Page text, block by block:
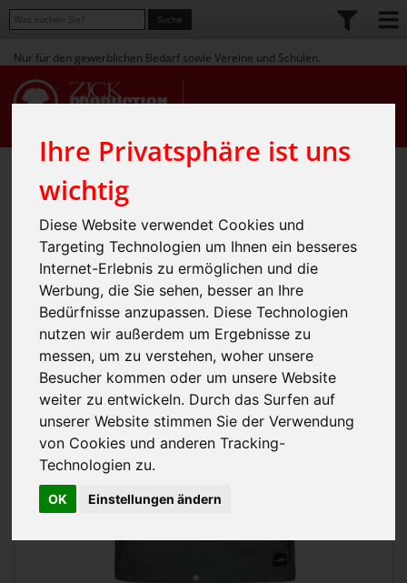
Ihre Privatsphäre ist uns
wichtig
Diese Website verwendet Cookies und
Targeting Technologien um Ihnen ein besseres
Internet-Erlebnis zu ermöglichen und die
Werbung, die Sie sehen, besser an Ihre
Bedürfnisse anzupassen. Diese Technologien
nutzen wir außerdem um Ergebnisse zu
messen, um zu verstehen, woher unsere
Besucher kommen oder um unsere Website
weiter zu entwickeln. Durch das Surfen auf
unserer Website stimmen Sie der Verwendung
von Cookies und anderen Tracking-
Technologien zu.
OK Einstellungen ändern
Nur für den gewerblichen Bedarf sowie Vereine und Schulen.
» Handwerk / Industrie
Workwear Vest - STRONGE